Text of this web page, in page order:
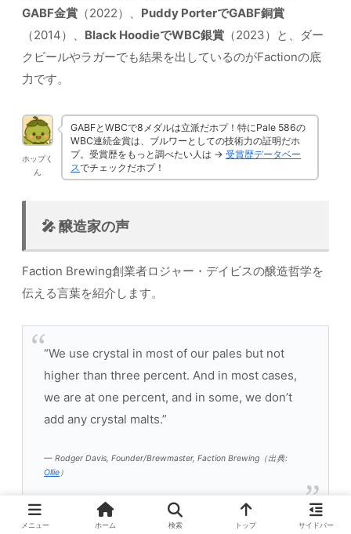
GABF金賞 （2022）、 Puddy PorterでGABF銅賞
（2014）、 Black HoodieでWBC銀賞 （2023）と、ダー
クビールやラガーでも結果を出しているのがFactionの底
力です。
ホップく
ん
GABFとWBCで8メダルは立派だホプ！特にPale 586の
WBC連続金賞は、ブルワーとしての技術力の証明だホ
プ。受賞歴をもっと調べたい人は → 受賞歴データベー
スでチェックだホプ！
🎤 醸造家の声
Faction Brewing創業者ロジャー・デイビスの醸造哲学を
伝える言葉を紹介します。
“We use crystal in most of our pales but not
higher than three percent. And in most cases,
we are at one percent, and in some, we don’t
add any crystal malts.”
— Rodger Davis, Founder/Brewmaster, Faction Brewing（出典:
Ollie）
クリスタルモルトを1〜3%にとどめる——この控えめなモ
メニュー ホーム 検索 トップ サイドバー